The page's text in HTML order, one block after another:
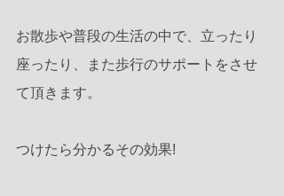
お散歩や普段の生活の中で、立ったり
座ったり、また歩行のサポートをさせ
て頂きます。
つけたら分かるその効果!